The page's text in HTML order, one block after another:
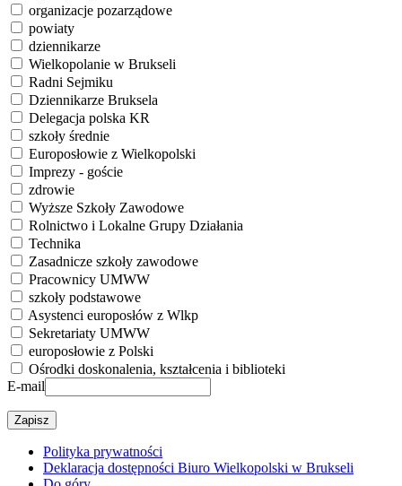
organizacje pozarządowe
powiaty
dziennikarze
Wielkopolanie w Brukseli
Radni Sejmiku
Dziennikarze Bruksela
Delegacja polska KR
szkoły średnie
Europosłowie z Wielkopolski
Imprezy - goście
zdrowie
Wyższe Szkoły Zawodowe
Rolnictwo i Lokalne Grupy Działania
Technika
Zasadnicze szkoły zawodowe
Pracownicy UMWW
szkoły podstawowe
Asystenci europosłów z Wlkp
Sekretariaty UMWW
europosłowie z Polski
Ośrodki doskonalenia, kształcenia i biblioteki
E-mail
Polityka prywatności
Deklaracja dostępności Biuro Wielkopolski w Brukseli